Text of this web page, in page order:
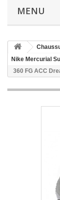
MENU
Nike Mercurial
360 FG ACC